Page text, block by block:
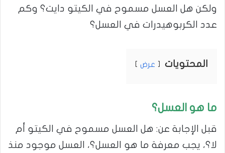
ولكن هل العسل مسموح في الكيتو دايت؟ وكم
عدد الكربوهيدرات في العسل؟
المحتويات عرض
ما هو العسل؟
قبل الإجابة عن: هل العسل مسموح في الكيتو أم
لا؟، يجب معرفة ما هو العسل؟، العسل موجود منذ